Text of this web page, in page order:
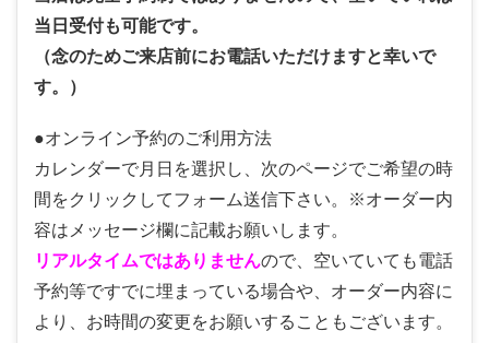
当日受付も可能です。
（念のためご来店前にお電話いただけますと幸いで
す。）
●オンライン予約のご利用方法
カレンダーで月日を選択し、次のページでご希望の時
間をクリックしてフォーム送信下さい。※オーダー内
容はメッセージ欄に記載お願いします。
リアルタイムではありませんので、空いていても電話
予約等ですでに埋まっている場合や、オーダー内容に
より、お時間の変更をお願いすることもございます。